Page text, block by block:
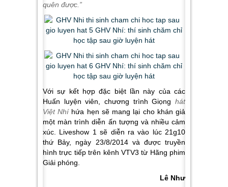
quên được.”
Với sự kết hợp đặc biệt lần này của các
Huấn luyện viên, chương trình Giọng hát
Việt Nhí hứa hẹn sẽ mang lại cho khán giả
một màn trình diễn ấn tượng và nhiều cảm
xúc. Liveshow 1 sẽ diễn ra vào lúc 21g10
thứ Bảy, ngày 23/8/2014 và được truyền
hình trực tiếp trên kênh VTV3 từ Hãng phim
Giải phóng.
Lê Như